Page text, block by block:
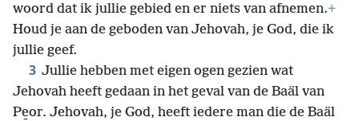
woord dat ik jullie gebied en er niets van afnemen.+
Houd je aan de geboden van Jehovah, je God, die ik
jullie geef.
3 Jullie hebben met eigen ogen gezien wat
Jehovah heeft gedaan in het geval van de Baäl van
Pe̱or. Jehovah, je God, heeft iedere man die de Baäl